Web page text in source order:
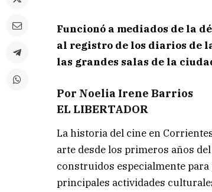
Funcionó a mediados de la
al registro de los diarios de
las grandes salas de la
Por Noelia Irene Barrios
EL LIBERTADOR
La historia del cine en
arte desde los primeros años
construidos especialmente
principales actividades